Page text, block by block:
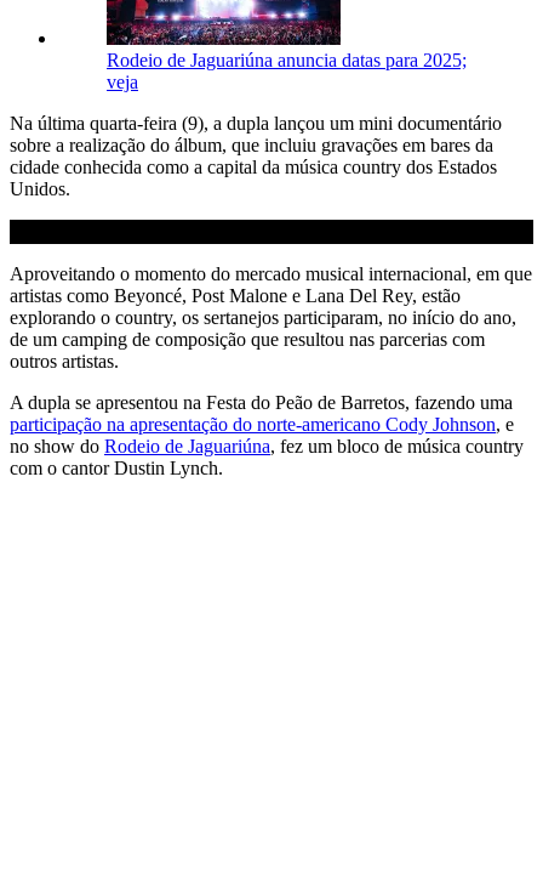
Rodeio de Jaguariúna anuncia datas para 2025;
veja
Na última quarta-feira (9), a dupla lançou um mini documentário
sobre a realização do álbum, que incluiu gravações em bares da
cidade conhecida como a capital da música country dos Estados
Unidos.
Aproveitando o momento do mercado musical internacional, em que
artistas como Beyoncé, Post Malone e Lana Del Rey, estão
explorando o country, os sertanejos participaram, no início do ano,
de um camping de composição que resultou nas parcerias com
outros artistas.
A dupla se apresentou na Festa do Peão de Barretos, fazendo uma
participação na apresentação do norte-americano Cody Johnson, e
no show do Rodeio de Jaguariúna, fez um bloco de música country
com o cantor Dustin Lynch.